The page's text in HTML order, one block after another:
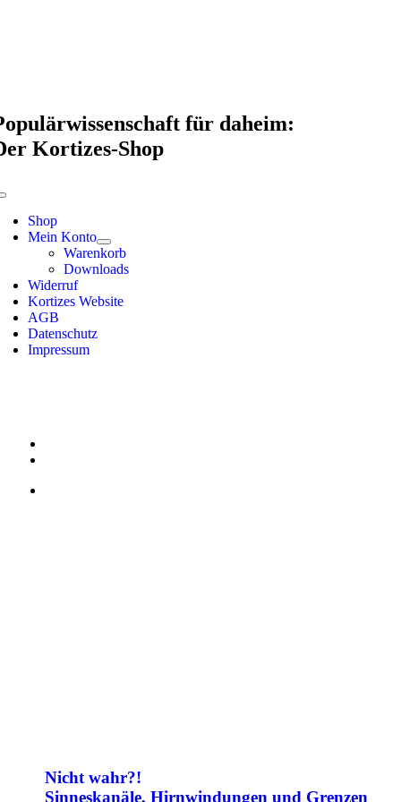
für daheim:
Kortizes-Shop
Shop
Mein Konto
Warenkorb
Downloads
Widerruf
Kortizes Website
AGB
Datenschutz
Impressum
Nicht wahr?!
Sinneskanäle, Hirnwindungen und Grenzen